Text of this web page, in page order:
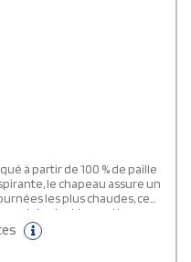
à partir de 100 % de paille
le chapeau assure un
les plus chaudes, ce
plein air et les sorties
d'une bande de polyester
de la tête : 58 cm.